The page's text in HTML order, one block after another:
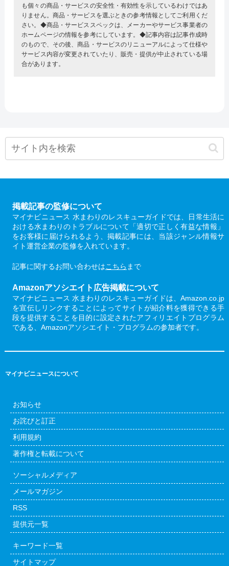
も個々の商品・サービスの安全性・有効性を示しているわけではあ
りません。商品・サービスを選ぶときの参考情報としてご利用くだ
さい。◆商品・サービススペックは、メーカーやサービス事業者の
ホームページの情報を参考にしています。◆記事内容は記事作成時
のもので、その後、商品・サービスのリニューアルによって仕様や
サービス内容が変更されていたり、販売・提供が中止されている場
合があります。
掲載記事の監修について
マイナビニュース 水まわりのレスキューガイドでは、日常生活に
おける水まわりのトラブルについて「適切で正しく有益な情報」
をお客様に届けられるよう、掲載記事には、当該ジャンル情報サ
イト運営企業の監修を入れています。
記事に関するお問い合わせはこちら まで
Amazonアソシエイト広告掲載について
マイナビニュース 水まわりのレスキューガイドは、Amazon.co.jp
を宣伝しリンクすることによってサイトが紹介料を獲得できる手
段を提供することを目的に設定されたアフィリエイトプログラム
である、Amazonアソシエイト・プログラムの参加者です。
マイナビニュースについて
お知らせ
お詫びと訂正
利用規約
著作権と転載について
ソーシャルメディア
メールマガジン
RSS
提供元一覧
キーワード一覧
サイトマップ